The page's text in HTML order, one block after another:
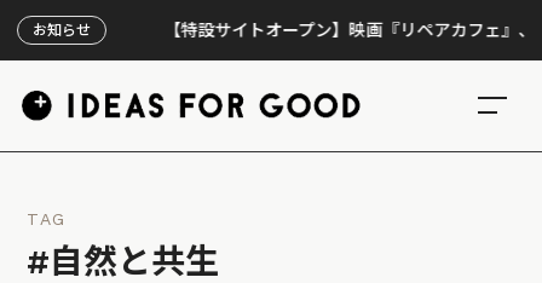
お知らせ 【特設サイトオープン】映画『リペアカフェ』、上映
TAG
#自然と共生